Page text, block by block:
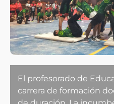
El profesorado de
carrera de formación